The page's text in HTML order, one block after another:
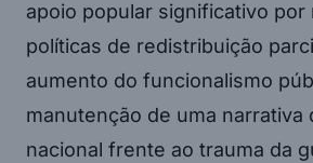
apoio popular significativo por
políticas de redistribuição
aumento do funcionalismo
manutenção de uma narrativa
nacional frente ao trauma da